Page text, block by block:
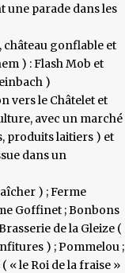
parade dans les
château gonflable et
) : Flash Mob et
)
vers le Châtelet et
avec un marché
produits laitiers ) et
dans un
) ; Ferme
Goffinet ; Bonbons
de la Gleize (
) ; Pommelou ;
« le Roi de la fraise »